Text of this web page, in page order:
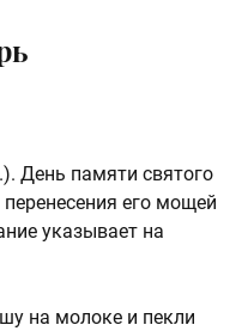
День памяти святого
его мощей
указывает на
на молоке и пекли